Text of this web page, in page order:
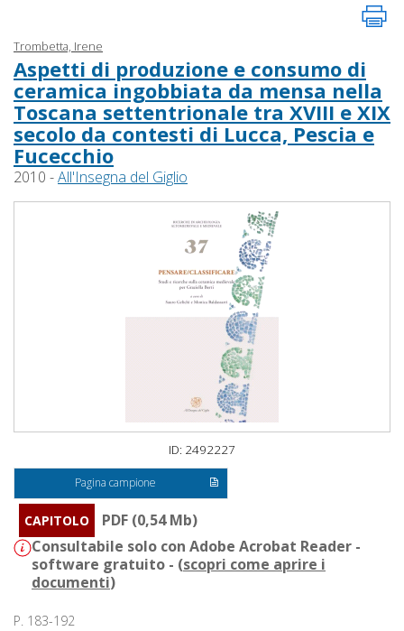
Trombetta, Irene
Aspetti di produzione e consumo di
ceramica ingobbiata da mensa nella
Toscana settentrionale tra XVIII e XIX
secolo da contesti di Lucca, Pescia e
Fucecchio
2010 -All'Insegna del Giglio
ID: 2492227
Pagina campione
CAPITOLO
PDF (0,54 Mb)
Consultabile solo con Adobe Acrobat Reader -
software gratuito - (scopri come aprire i
documenti)
P. 183-192